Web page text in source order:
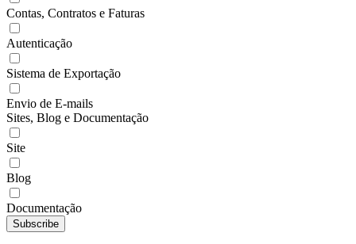
Contas, Contratos e Faturas
Autenticação
Sistema de Exportação
Envio de E-mails
Sites, Blog e Documentação
Site
Blog
Documentação
Subscribe